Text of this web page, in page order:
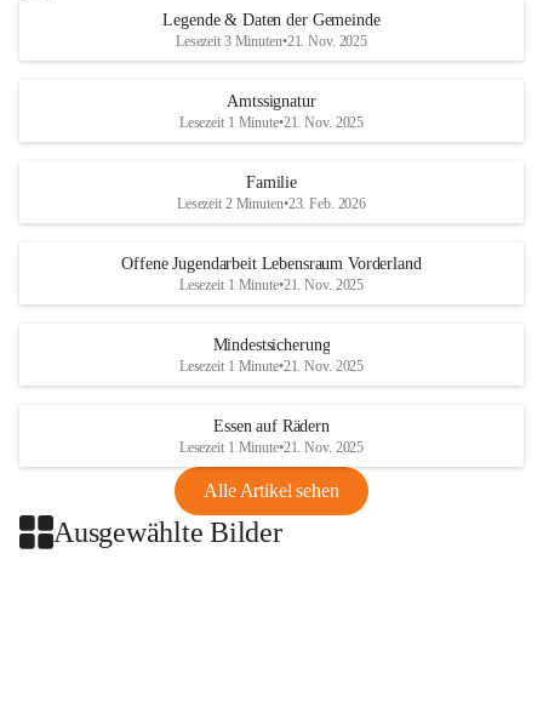
Legende & Daten der Gemeinde
Lesezeit 3 Minuten•21. Nov. 2025
Amtssignatur
Lesezeit 1 Minute•21. Nov. 2025
Familie
Lesezeit 2 Minuten•23. Feb. 2026
Offene Jugendarbeit Lebensraum Vorderland
Lesezeit 1 Minute•21. Nov. 2025
Mindestsicherung
Lesezeit 1 Minute•21. Nov. 2025
Essen auf Rädern
Lesezeit 1 Minute•21. Nov. 2025
Alle Artikel sehen
Ausgewählte Bilder